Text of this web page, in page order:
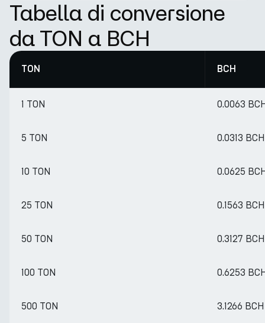
Tabella di conversione
da TON a BCH
TON BCH
1 TON 0.0063
5 TON 0.0313 BCH
10 TON 0.0625
25 TON 0.1563 BCH
50 TON 0.3127 BCH
100 TON 0.6253
500 TON 3.1266 BCH